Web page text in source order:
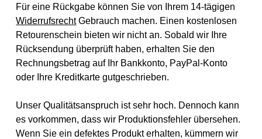
Für eine Rückgabe können Sie von Ihrem 14-tägigen
WiderrufsrechtGebrauch machen. Einen kostenlosen
Retourenschein bieten wir nicht an. Sobald wir Ihre
Rücksendung überprüft haben, erhalten Sie den
Rechnungsbetrag auf Ihr Bankkonto, PayPal-Konto
oder Ihre Kreditkarte gutgeschrieben.
Unser Qualitätsanspruch ist sehr hoch. Dennoch kann
es vorkommen, dass wir Produktionsfehler übersehen.
Wenn Sie ein defektes Produkt erhalten, kümmern wir